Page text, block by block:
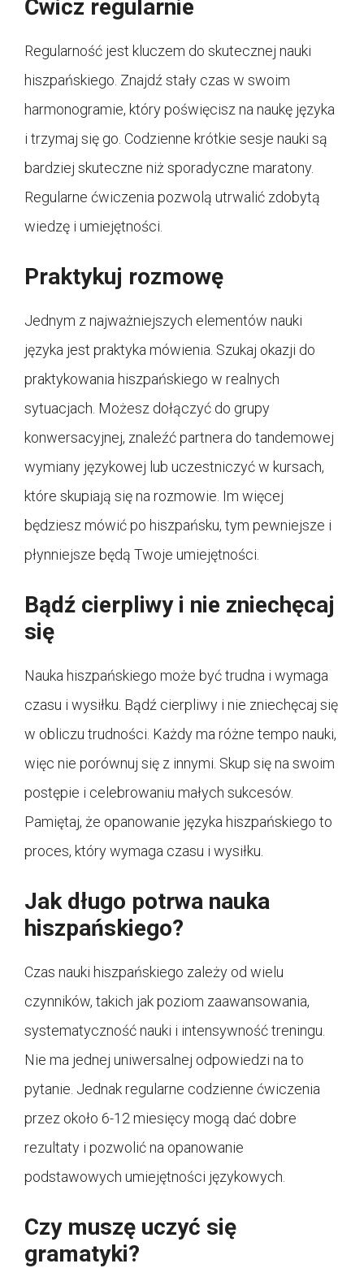
Ćwicz regularnie
Regularność jest kluczem do skutecznej nauki
hiszpańskiego. Znajdź stały czas w swoim
harmonogramie, który poświęcisz na naukę języka
i trzymaj się go. Codzienne krótkie sesje nauki są
bardziej skuteczne niż sporadyczne maratony.
Regularne ćwiczenia pozwolą utrwalić zdobytą
wiedzę i umiejętności.
Praktykuj rozmowę
Jednym z najważniejszych elementów nauki
języka jest praktyka mówienia. Szukaj okazji do
praktykowania hiszpańskiego w realnych
sytuacjach. Możesz dołączyć do grupy
konwersacyjnej, znaleźć partnera do tandemowej
wymiany językowej lub uczestniczyć w kursach,
które skupiają się na rozmowie. Im więcej
będziesz mówić po hiszpańsku, tym pewniejsze i
płynniejsze będą Twoje umiejętności.
Bądź cierpliwy i nie zniechęcaj
się
Nauka hiszpańskiego może być trudna i wymaga
czasu i wysiłku. Bądź cierpliwy i nie zniechęcaj się
w obliczu trudności. Każdy ma różne tempo nauki,
więc nie porównuj się z innymi. Skup się na swoim
postępie i celebrowaniu małych sukcesów.
Pamiętaj, że opanowanie języka hiszpańskiego to
proces, który wymaga czasu i wysiłku.
Jak długo potrwa nauka
hiszpańskiego?
Czas nauki hiszpańskiego zależy od wielu
czynników, takich jak poziom zaawansowania,
systematyczność nauki i intensywność treningu.
Nie ma jednej uniwersalnej odpowiedzi na to
pytanie. Jednak regularne codzienne ćwiczenia
przez około 6-12 miesięcy mogą dać dobre
rezultaty i pozwolić na opanowanie
podstawowych umiejętności językowych.
Czy muszę uczyć się
gramatyki?